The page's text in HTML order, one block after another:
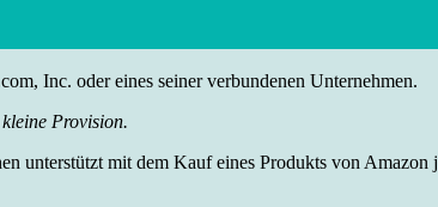
Inc. oder eines seiner verbundenen Unternehmen.
Provision.
unterstützt mit dem Kauf eines Produkts von